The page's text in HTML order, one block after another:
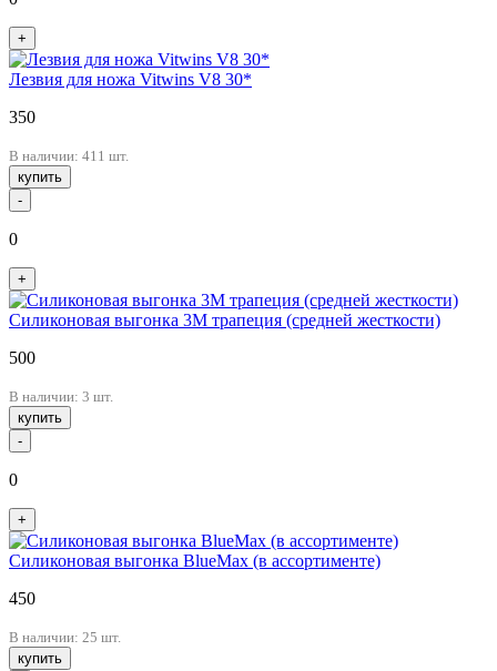
+
Лезвия для ножа Vitwins V8 30*
350
В наличии: 411 шт.
купить
-
0
+
Cиликоновая выгонка 3M трапеция (средней жесткости)
500
В наличии: 3 шт.
купить
-
0
+
Cиликоновая выгонка BlueMax (в ассортименте)
450
В наличии: 25 шт.
купить